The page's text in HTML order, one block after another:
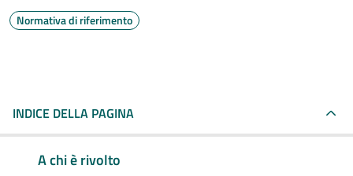
Normativa di riferimento
INDICE DELLA PAGINA
A chi è rivolto